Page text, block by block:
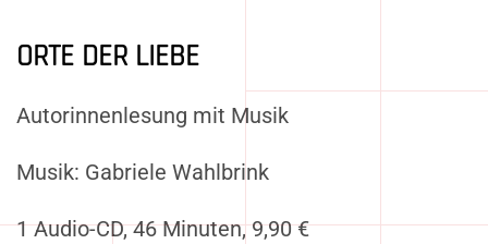
ORTE DER LIEBE
Autorinnenlesung mit Musik
Musik: Gabriele Wahlbrink
1 Audio-CD, 46 Minuten, 9,90 €